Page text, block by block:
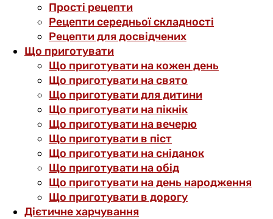
Прості рецепти
Рецепти середньої складності
Рецепти для досвідчених
Що приготувати
Що приготувати на кожен день
Що приготувати на свято
Що приготувати для дитини
Що приготувати на пікнік
Що приготувати на вечерю
Що приготувати в піст
Що приготувати на сніданок
Що приготувати на обід
Що приготувати на день народження
Що приготувати в дорогу
Дієтичне харчування